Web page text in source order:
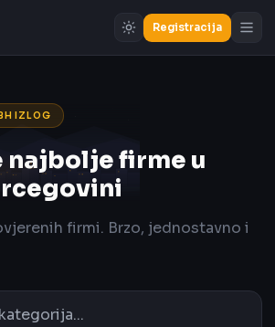
Registracija
IZLOG
najbolje firme u
firmi. Brzo, jednostavno i